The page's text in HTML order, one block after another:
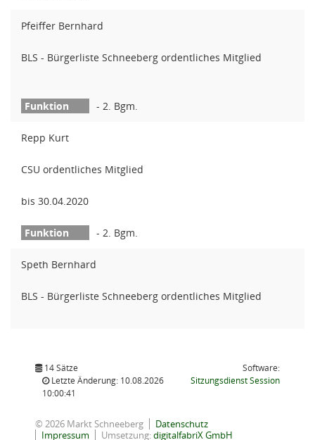
Pfeiffer Bernhard
BLS - Bürgerliste Schneeberg ordentliches Mitglied
- 2. Bgm.
Repp Kurt
CSU ordentliches Mitglied
bis 30.04.2020
- 2. Bgm.
Speth Bernhard
BLS - Bürgerliste Schneeberg ordentliches Mitglied
14 Sätze
Letzte Änderung: 10.08.2026
10:00:41
Software:
SitzungsdienstSession(Wird in
© 2026 Markt Schneeberg
Datenschutz
Impressum
Umsetzung:digitalfabriX GmbH